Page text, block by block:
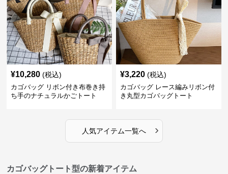
¥10,280 (税込)
カゴバッグ リボン付き布巻き持
ち手のナチュラルかごトート
¥3,220 (税込)
カゴバッグ レース編みリボン付
き丸型カゴバッグトート
人気アイテム一覧へ ›
カゴバッグトート型の新着アイテム